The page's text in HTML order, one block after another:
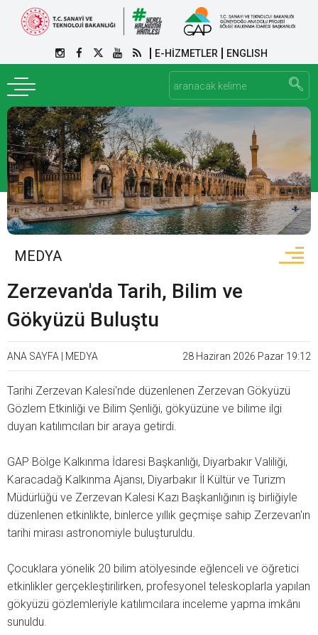
E-HİZMETLER ENGLISH
MEDYA
Zerzevan'da Tarih, Bilim ve
Gökyüzü Buluştu
ANA SAYFA MEDYA 28 Haziran 2026 Pazar 19:12
Tarihi Zerzevan Kalesi'nde düzenlenen Zerzevan Gökyüzü
Gözlem Etkinliği ve Bilim Şenliği, gökyüzüne ve bilime ilgi
duyan katılımcıları bir araya getirdi.
GAP Bölge Kalkınma İdaresi Başkanlığı, Diyarbakır Valiliği,
Karacadağ Kalkınma Ajansı, Diyarbakır İl Kültür ve Turizm
Müdürlüğü ve Zerzevan Kalesi Kazı Başkanlığının iş birliğiyle
düzenlenen etkinlikte, binlerce yıllık geçmişe sahip Zerzevan'ın
tarihi mirası astronomiyle buluşturuldu.
Çocuklara yönelik 20 bilim atölyesinde eğlenceli ve öğretici
etkinlikler gerçekleştirilirken, profesyonel teleskoplarla yapılan
gökyüzü gözlemleriyle katılımcılara inceleme yapma imkânı
sunuldu.